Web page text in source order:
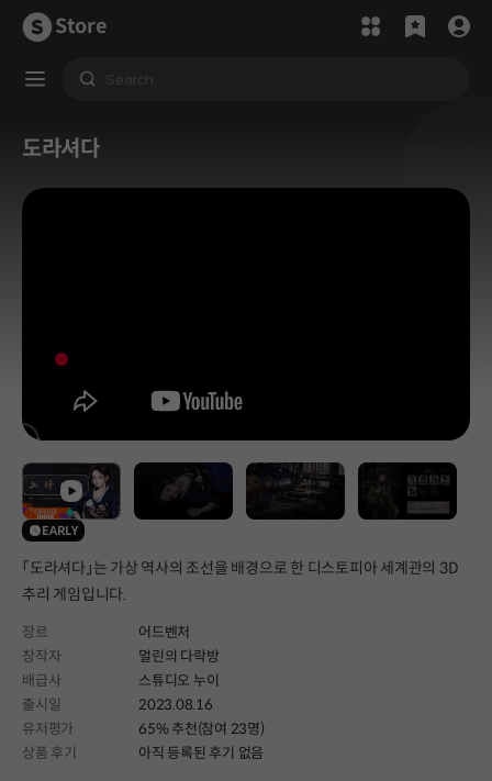
Store
도라셔다
EARLY
「도라셔다」는 가상 역사의 조선을 배경으로 한 디스토피아 세계관의 3D
추리 게임입니다.
장르
어드벤처
창작자
멀린의 다락방
배급사
스튜디오 누이
출시일
2023.08.16
유저평가
65% 추천(참여 23명)
상품 후기
아직 등록된 후기 없음